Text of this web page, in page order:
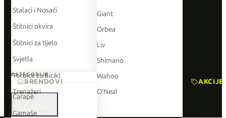
Stalaci i Nosači
Štitnici okvira
Štitnici za tijelo
Svjetla
Torbice za Bicikl
Trenažeri
Giant
Orbea
Liv
Shimano
Wahoo
O'Neal
KATEGORIJE
Čarape
Gamaše
BRENDOVI AKCIJE
